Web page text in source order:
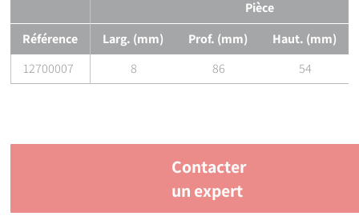
Pièce
Référence
Larg. (mm) Prof. (mm)
Haut. (mm)
12700007
8 86 54
Contacter
un expert